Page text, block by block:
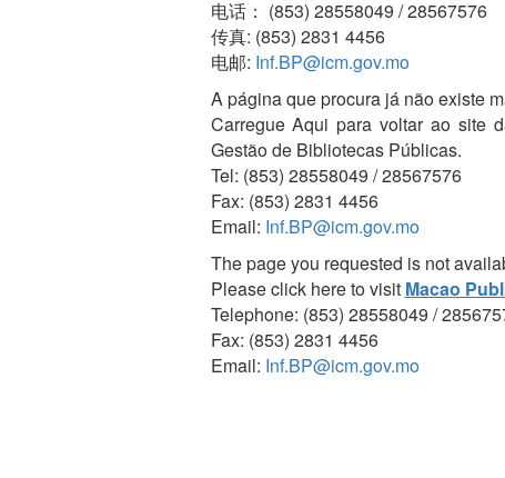
电话： (853) 28558049 / 28567576
传真: (853) 2831 4456
电邮: Inf.BP@icm.gov.mo
A página que procura já não existe
Carregue Aqui para voltar ao site
Gestão de Bibliotecas Públicas.
Tel: (853) 28558049 / 28567576
Fax: (853) 2831 4456
Email: Inf.BP@icm.gov.mo
The page you requested is not
Please click here to visit Macao
Telephone: (853) 28558049 /
Fax: (853) 2831 4456
Email: Inf.BP@icm.gov.mo